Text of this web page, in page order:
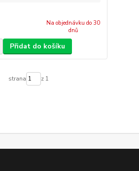
Na objednávku do 30
dnů
Přidat do košíku
strana z 1